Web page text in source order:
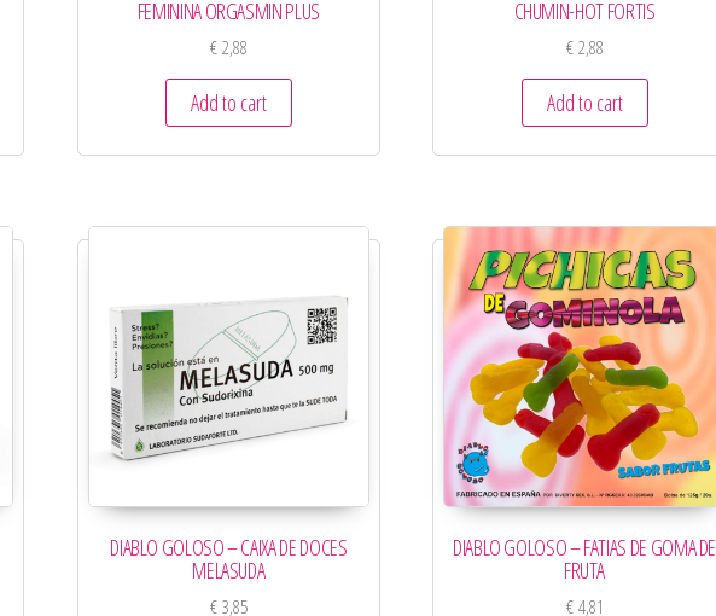
FEMININA ORGASMIN PLUS
€2,88
Add to cart
CHUMIN-HOT FORTIS
€2,88
Add to cart
DIABLO GOLOSO – CAIXA DE DOCES
MELASUDA
€3,85
DIABLO GOLOSO – FATIAS DE GOMA DE
FRUTA
€4,81